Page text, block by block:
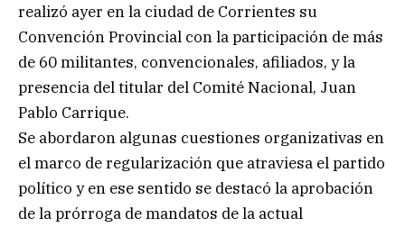
realizó ayer en la ciudad de Corrientes su
Convención Provincial con la participación de más
de 60 militantes, convencionales, afiliados, y la
presencia del titular del Comité Nacional, Juan
Pablo Carrique.
Se abordaron algunas cuestiones organizativas en
el marco de regularización que atraviesa el partido
político y en ese sentido se destacó la aprobación
de la prórroga de mandatos de la actual